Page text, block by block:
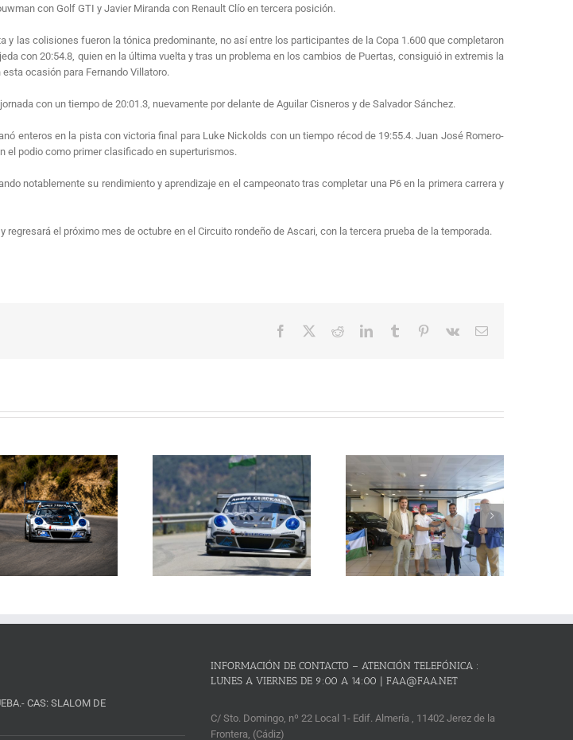
con Golf GTI y Javier Miranda con Renault Clío en tercera posición.
y las colisiones fueron la tónica predominante, no así entre los participantes de la Copa 1.600 que completaron
con 20:54.8, quien en la última vuelta y tras un problema en los cambios de Puertas, consiguió in extremis la
ocasión para Fernando Villatoro.
con un tiempo de 20:01.3, nuevamente por delante de Aguilar Cisneros y de Salvador Sánchez.
enteros en la pista con victoria final para Luke Nickolds con un tiempo récod de 19:55.4. Juan José Romero-
el podio como primer clasificado en superturismos.
notablemente su rendimiento y aprendizaje en el campeonato tras completar una P6 en la primera carrera y
el próximo mes de octubre en el Circuito rondeño de Ascari, con la tercera prueba de la temporada.
Facebook RedditLinkedInTumblr Pinterest
Vk
Correo
La Subida al Cerro de los
Cañones levanta hoy el telón con
un cartel de lujo
La Subida al Cerro de los
Cañones – Lanjarón 2026 se
presenta con lleno absoluto de
inscritos y el reto de revalidar su
condición de mejor prueba
andaluza de montaña
CAS: SLALOM DE
INFORMACIÓN DE CONTACTO – ATENCIÓN TELEFÓNICA :
LUNES A VIERNES DE 9:00 A 14:00 | FAA@FAA.NET
C/ Sto. Domingo, nº 22 Local 1- Edif. Almería , 11402 Jerez de la
Frontera, (Cádiz)